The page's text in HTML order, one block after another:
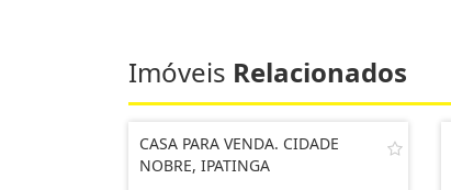
Imóveis Relacionados
CASA PARA VENDA. CIDADE
NOBRE, IPATINGA